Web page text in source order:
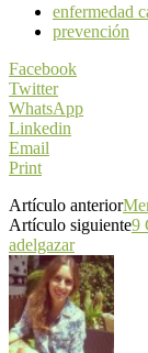
enfermedad
prevención
Facebook
Twitter
WhatsApp
Linkedin
Email
Print
Artículo anterior
Artículo siguiente9
adelgazar